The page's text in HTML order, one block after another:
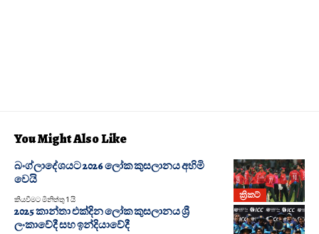
You Might Also Like
ක්‍රිකට්
බංග්ලාදේශයට 2026 ලෝක කුසලානය අහිමි
වෙයි
කියවීමට මිනිත්තු 1 යි
2025 කාන්තා එක්දින ලෝක කුසලානය ශ්‍රී
ලංකාවේදී සහ ඉන්දියාවේදී